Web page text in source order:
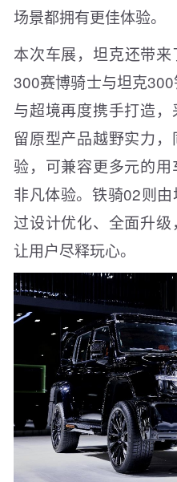
场景都拥有更佳体验。
本次车展，坦克还带
300赛博骑士与坦克
与超境再度携手打造，
留原型产品越野实力
验，可兼容更多元的
非凡体验。铁骑02则
过设计优化、全面升
让用户尽释玩心。